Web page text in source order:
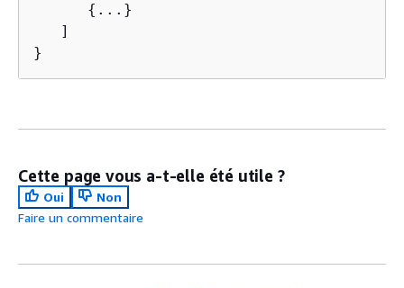
{ ...}
   ]
}
Cette page vous a-t-elle été utile ?
Oui
Non
Faire un commentaire